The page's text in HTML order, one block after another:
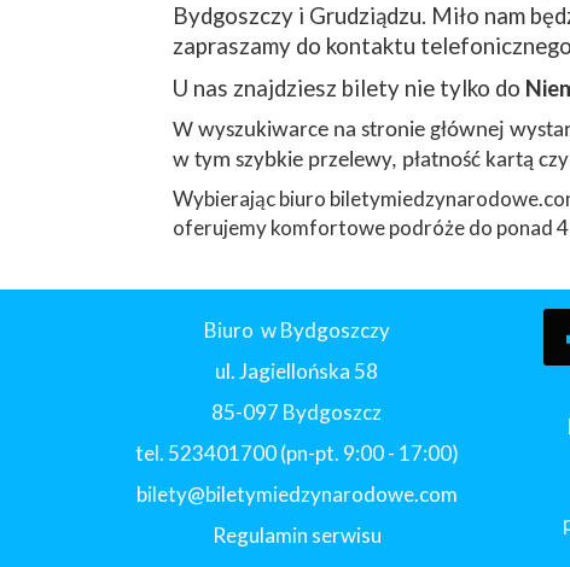
Bydgoszczy i Grudziądzu. Miło nam
zapraszamy do kontaktu
U nas znajdziesz bilety nie tylko do
W wyszukiwarce na stronie głównej
w tym szybkie przelewy, płatność kartą
Wybierając biuro
oferujemy komfortowe podróże do ponad
Biuro w Bydgoszczy
ul. Jagiellońska 58
85-097 Bydgoszcz
tel. 523401700 (pn-pt. 9:00 - 17:00)
bilety@biletymiedzynarodowe.com
Regulamin serwisu